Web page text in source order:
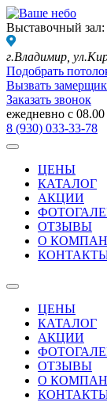
Выставочный зал:
г.Владимир,
Подобрать
Вызвать
Заказать звонок
ежедневно с
8 (930) 033-33-78
ЦЕНЫ
КАТАЛОГ
АКЦИИ
ОТЗЫВЫ
О
ЦЕНЫ
КАТАЛОГ
АКЦИИ
ОТЗЫВЫ
О